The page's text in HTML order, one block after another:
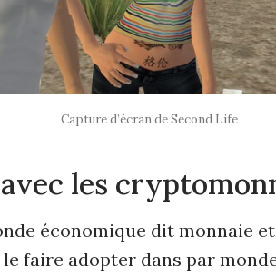
Capture d’écran de Second Life
les
économique dit monnaie
faire adopter dans par